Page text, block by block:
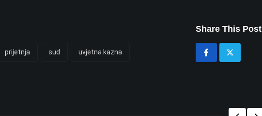
prijetnja sud uvjetna kazna
Share This